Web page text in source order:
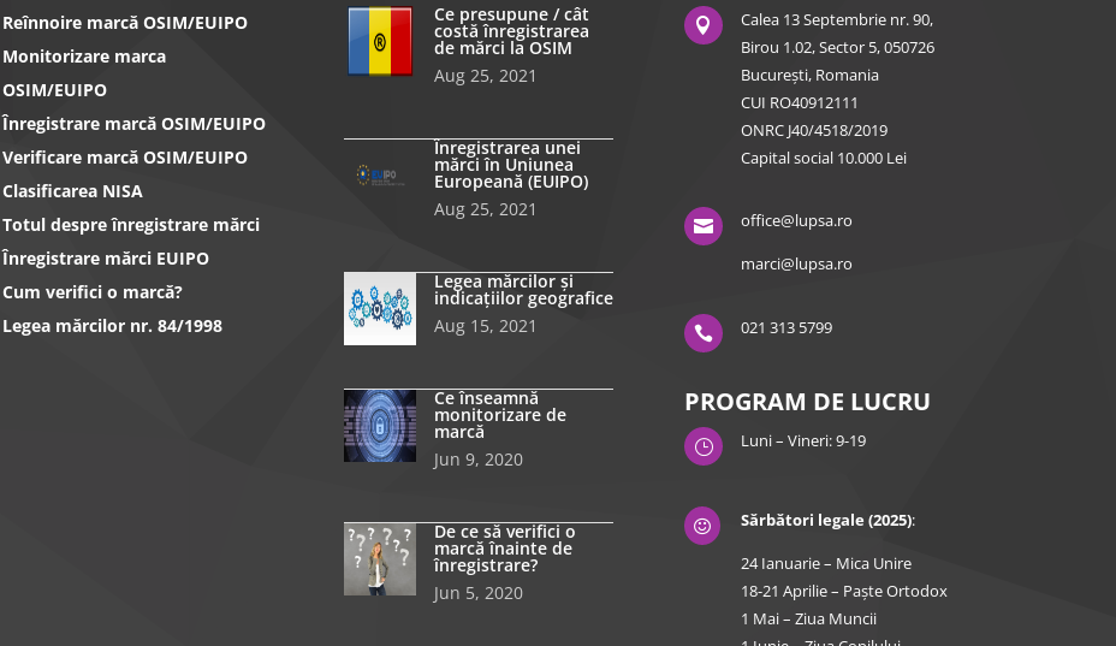
Reînnoire marcă OSIM/EUIPO
Monitorizare marca
OSIM/EUIPO
Înregistrare marcă OSIM/EUIPO
Verificare marcă OSIM/EUIPO
Clasificarea NISA
Totul despre înregistrare mărci
Înregistrare mărci EUIPO
Cum verifici o marcă?
Legea mărcilor nr. 84/1998
Ce presupune / cât
costă înregistrarea
de mărci la OSIM
Aug 25, 2021
Înregistrarea unei
mărci în Uniunea
Europeană (EUIPO)
Aug 25, 2021
Legea mărcilor și
indicațiilor geografice
Aug 15, 2021
Ce înseamnă
monitorizare de
marcă
Jun 9, 2020
De ce să verifici o
marcă înainte de
înregistrare?
Jun 5, 2020

Calea 13 Septembrie nr. 90,
Birou 1.02, Sector 5, 050726
București, Romania
CUI RO40912111
ONRC J40/4518/2019
Capital social 10.000 Lei

office@lupsa.ro
marci@lupsa.ro
 021 313 5799
PROGRAM DE LUCRU
} Luni – Vineri: 9-19
 Sărbători legale (2025):
24 Ianuarie – Mica Unire
18-21 Aprilie – Paște Ortodox
1 Mai – Ziua Muncii